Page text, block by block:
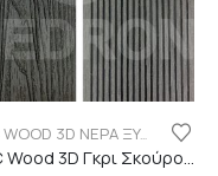
WPC WOOD 3D ΝΕΡΑ ΞΥΛΟΥ